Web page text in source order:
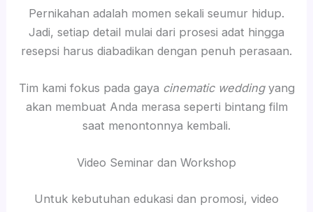
Pernikahan adalah momen sekali seumur hidup.
Jadi, setiap detail mulai dari prosesi adat hingga
resepsi harus diabadikan dengan penuh perasaan.
Tim kami fokus pada gaya cinematic weddingyang
akan membuat Anda merasa seperti bintang film
saat menontonnya kembali.
Video Seminar dan Workshop
Untuk kebutuhan edukasi dan promosi, video